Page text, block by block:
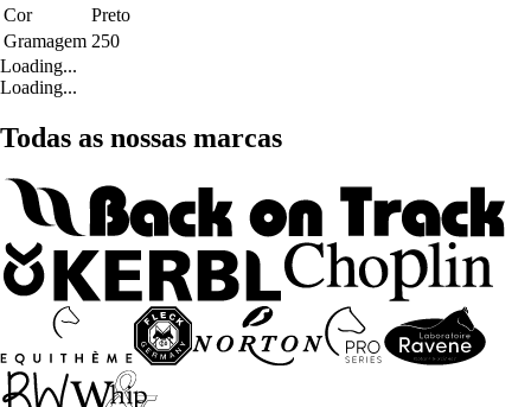
Cor
Preto
Gramagem 250
Loading...
Loading...
Todas as nossas marcas